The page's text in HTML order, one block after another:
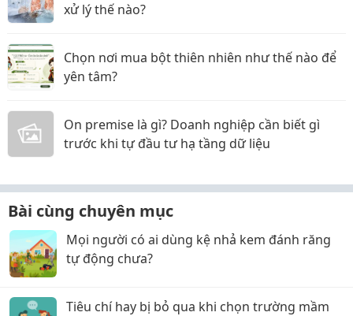
xử lý thế nào?
Chọn nơi mua bột thiên nhiên như thế nào để
yên tâm?
On premise là gì? Doanh nghiệp cần biết gì
trước khi tự đầu tư hạ tầng dữ liệu
Bài cùng chuyên mục
Mọi người có ai dùng kệ nhả kem đánh răng
tự động chưa?
Tiêu chí hay bị bỏ qua khi chọn trường mầm